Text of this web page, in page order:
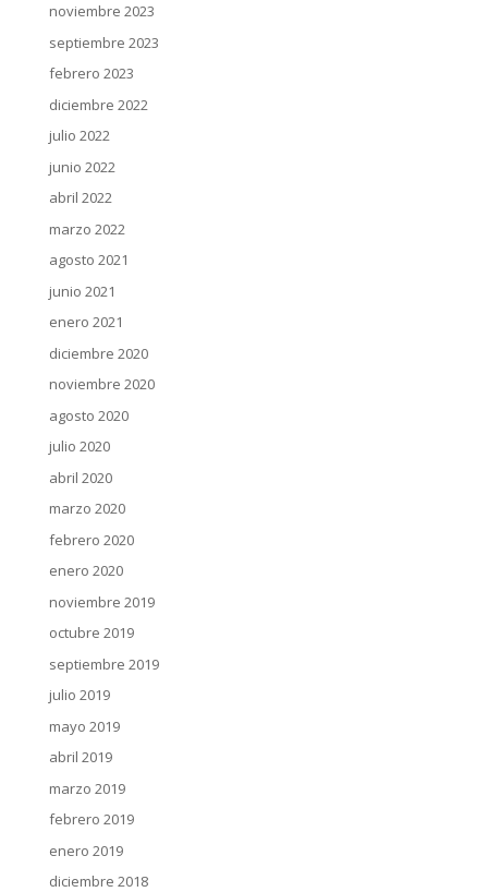
noviembre 2023
septiembre 2023
febrero 2023
diciembre 2022
julio 2022
junio 2022
abril 2022
marzo 2022
agosto 2021
junio 2021
enero 2021
diciembre 2020
noviembre 2020
agosto 2020
julio 2020
abril 2020
marzo 2020
febrero 2020
enero 2020
noviembre 2019
octubre 2019
septiembre 2019
julio 2019
mayo 2019
abril 2019
marzo 2019
febrero 2019
enero 2019
diciembre 2018